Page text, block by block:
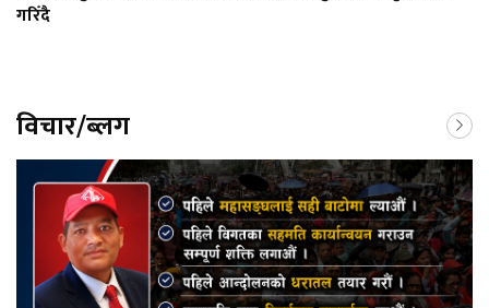
गरिँदै
विचार/ब्लग